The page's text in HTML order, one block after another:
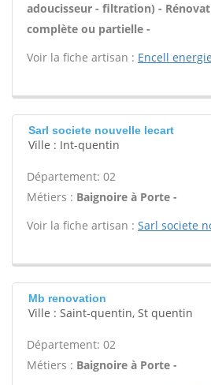
adoucisseur - filtration) -
complète ou partielle -
Voir la fiche artisan : Encell
Sarl societe nouvelle lecart
Ville : Int-quentin
Département: 02
Métiers : Baignoire à Porte -
Voir la fiche artisan : Sarl societe
Mb renovation
Ville : Saint-quentin, St quentin
Département: 02
Métiers : Baignoire à Porte -